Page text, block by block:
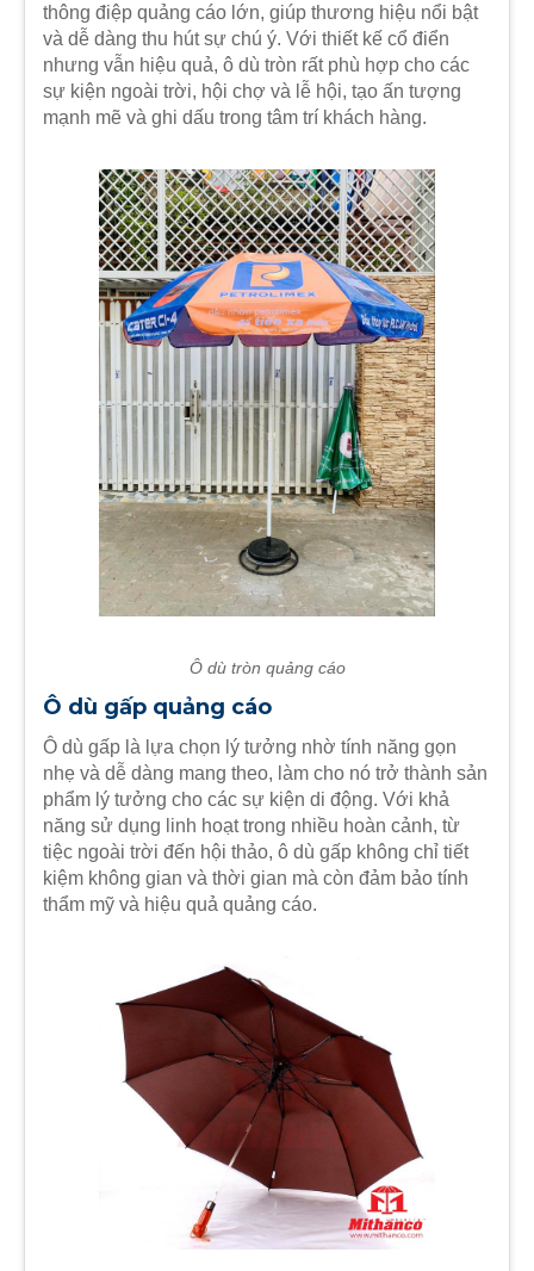
thông điệp quảng cáo lớn, giúp thương hiệu nổi bật
và dễ dàng thu hút sự chú ý. Với thiết kế cổ điển
nhưng vẫn hiệu quả, ô dù tròn rất phù hợp cho các
sự kiện ngoài trời, hội chợ và lễ hội, tạo ấn tượng
mạnh mẽ và ghi dấu trong tâm trí khách hàng.
Ô dù tròn quảng cáo
Ô dù gấp quảng cáo
Ô dù gấp là lựa chọn lý tưởng nhờ tính năng gọn
nhẹ và dễ dàng mang theo, làm cho nó trở thành sản
phẩm lý tưởng cho các sự kiện di động. Với khả
năng sử dụng linh hoạt trong nhiều hoàn cảnh, từ
tiệc ngoài trời đến hội thảo, ô dù gấp không chỉ tiết
kiệm không gian và thời gian mà còn đảm bảo tính
thẩm mỹ và hiệu quả quảng cáo.